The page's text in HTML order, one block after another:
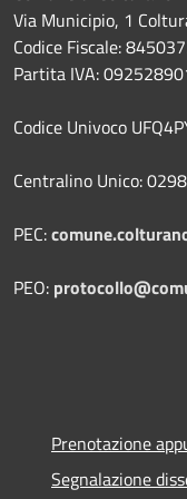
Via Municipio, 1
Codice Fiscale:
Partita IVA:
Codice Univoco
Centralino Unico:
PEC:
PEO:
Prenotazione
Segnalazione